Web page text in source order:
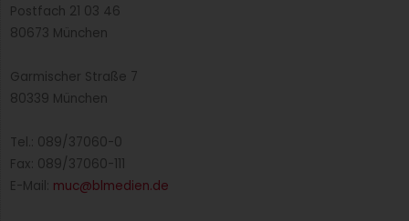
Postfach 21 03 46
80673 München
Garmischer Straße 7
80339 München
Tel.: 089/37060-0
Fax: 089/37060-111
E-Mail: muc@blmedien.de